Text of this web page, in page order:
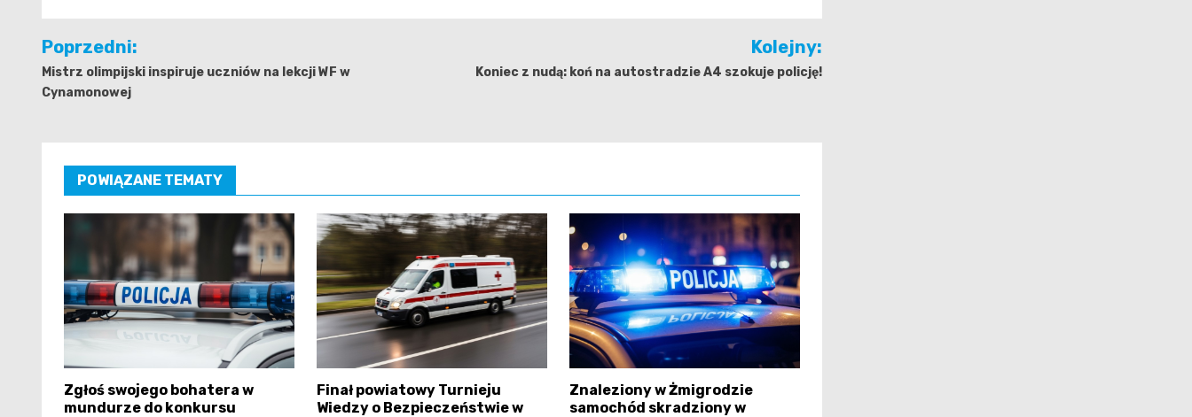
Nawigacja
wpisu
Poprzedni:
Mistrz olimpijski inspiruje uczniów na lekcji WF w
Cynamonowej
Kolejny:
Koniec z nudą: koń na autostradzie A4 szokuje policję!
POWIĄZANE TEMATY
Zgłoś swojego bohatera w
mundurze do konkursu
Finał powiatowy Turnieju
Wiedzy o Bezpieczeństwie w
Znaleziony w Żmigrodzie
samochód skradziony w